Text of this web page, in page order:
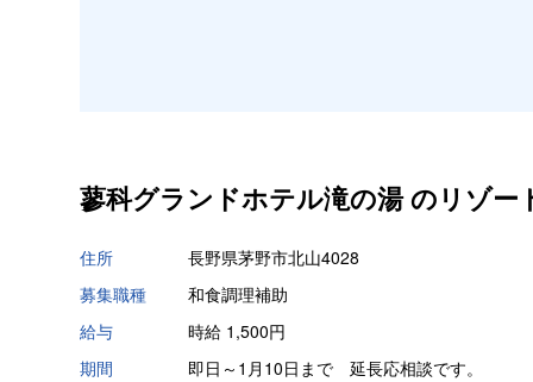
蓼科グランドホテル滝の湯 のリゾー
住所
長野県茅野市北山4028
募集職種
和食調理補助
給与
時給 1,500円
期間
即日～1月10日まで 延長応相談です。